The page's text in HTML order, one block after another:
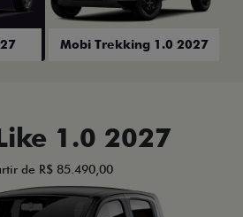
Mobi Trekking 1.0 2027
1.0 2027
de R$ 85.490,00